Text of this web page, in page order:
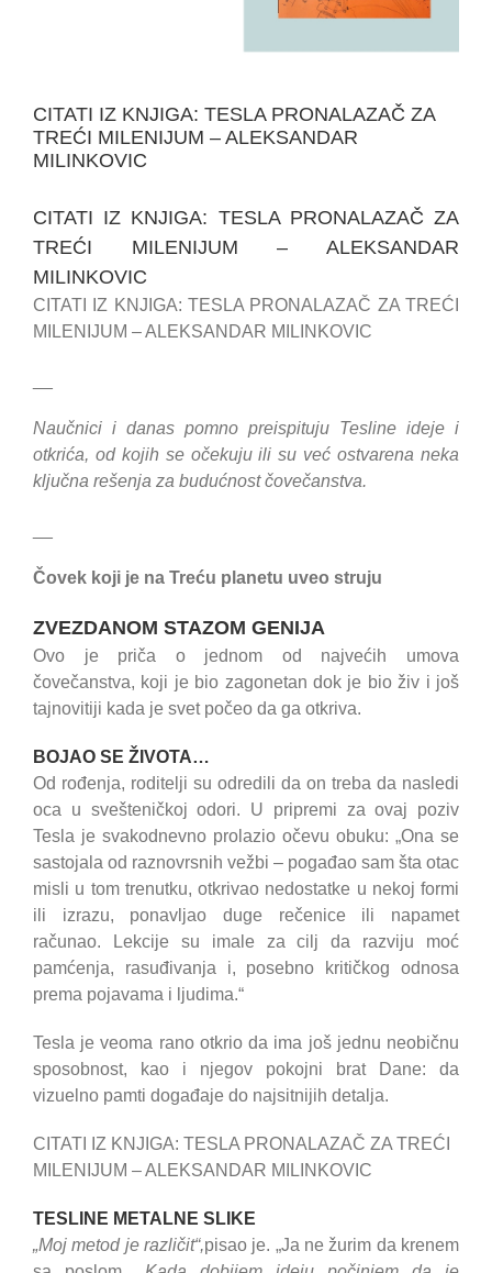
CITATI IZ KNJIGA: TESLA PRONALAZAČ ZA
TREĆI MILENIJUM – ALEKSANDAR
MILINKOVIC
CITATI IZ KNJIGA: TESLA PRONALAZAČ ZA
TREĆI MILENIJUM – ALEKSANDAR
MILINKOVIC
CITATI IZ KNJIGA: TESLA PRONALAZAČ ZA TREĆI
MILENIJUM – ALEKSANDAR MILINKOVIC
Naučnici i danas pomno preispituju Tesline ideje i
otkrića, od kojih se očekuju ili su već ostvarena neka
ključna rešenja za budućnost čovečanstva.
Čovek koji je na Treću planetu uveo struju
ZVEZDANOM STAZOM GENIJA
Ovo je priča o jednom od najvećih umova
čovečanstva, koji je bio zagonetan dok je bio živ i još
tajnovitiji kada je svet počeo da ga otkriva.
BOJAO SE ŽIVOTA…
Od rođenja, roditelji su odredili da on treba da nasledi
oca u svešteničkoj odori. U pripremi za ovaj poziv
Tesla je svakodnevno prolazio očevu obuku: „Ona se
sastojala od raznovrsnih vežbi – pogađao sam šta otac
misli u tom trenutku, otkrivao nedostatke u nekoj formi
ili izrazu, ponavljao duge rečenice ili napamet
računao. Lekcije su imale za cilj da razviju moć
pamćenja, rasuđivanja i, posebno kritičkog odnosa
prema pojavama i ljudima.“
Tesla je veoma rano otkrio da ima još jednu neobičnu
sposobnost, kao i njegov pokojni brat Dane: da
vizuelno pamti događaje do najsitnijih detalja.
CITATI IZ KNJIGA: TESLA PRONALAZAČ ZA TREĆI
MILENIJUM – ALEKSANDAR MILINKOVIC
TESLINE METALNE SLIKE
„Moj metod je različit“,pisao je. „Ja ne žurim da krenem